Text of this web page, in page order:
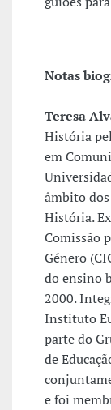
Notas
Teresa
História
em
âmbito
História.
Comissão
Género
do ensino
2000.
Instituto
parte do
de
e foi